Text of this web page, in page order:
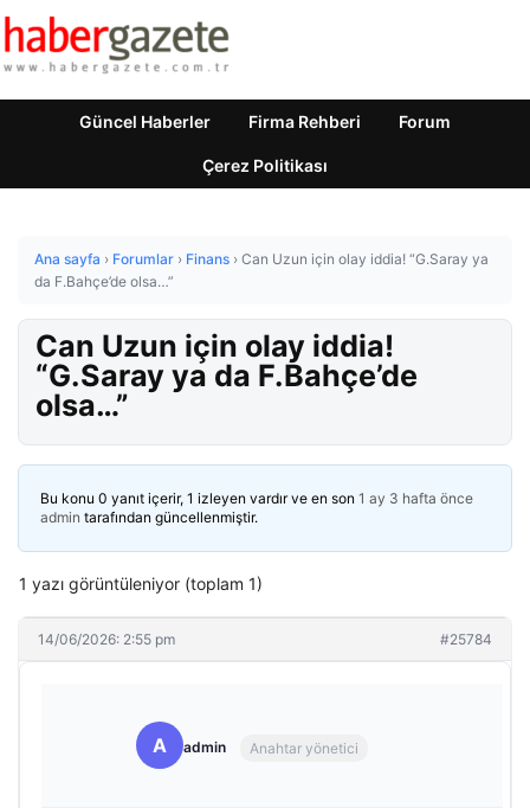
Güncel Haberler Firma Rehberi Forum
Çerez Politikası
Ana sayfa › Forumlar › Finans › Can Uzun için olay iddia! “G.Saray ya
da F.Bahçe’de olsa…”
Can Uzun için olay iddia!
“G.Saray ya da F.Bahçe’de
olsa…”
Bu konu 0 yanıt içerir, 1 izleyen vardır ve en son 1 ay 3 hafta önce
admin tarafından güncellenmiştir.
1 yazı görüntüleniyor (toplam 1)
14/06/2026: 2:55 pm #25784
A admin Anahtar yönetici